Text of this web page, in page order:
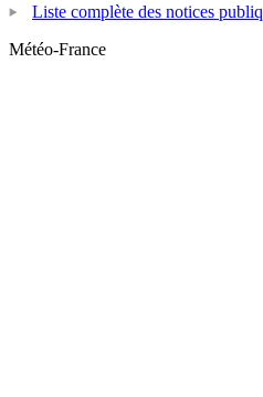
Liste complète des notices
Météo-France